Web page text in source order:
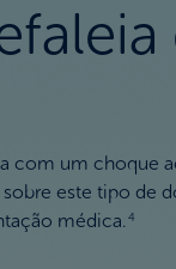
com um choque
este tipo de
médica. 4